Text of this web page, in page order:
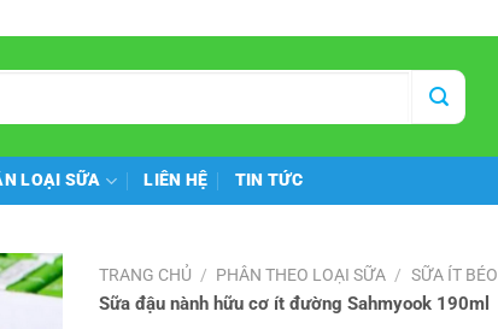
LOẠI SỮA LIÊN HỆ TIN TỨC
TRANG CHỦ / PHÂN THEO LOẠI SỮA / SỮA ÍT BÉO
Sữa đậu nành hữu cơ ít đường Sahmyook 190ml